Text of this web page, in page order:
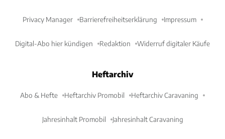
Privacy Manager Barrierefreiheitserklärung Impressum
Digital-Abo hier kündigen Redaktion Widerruf digitaler Käufe
Heftarchiv
Abo & Hefte Heftarchiv Promobil Heftarchiv Caravaning
Jahresinhalt Promobil Jahresinhalt Caravaning